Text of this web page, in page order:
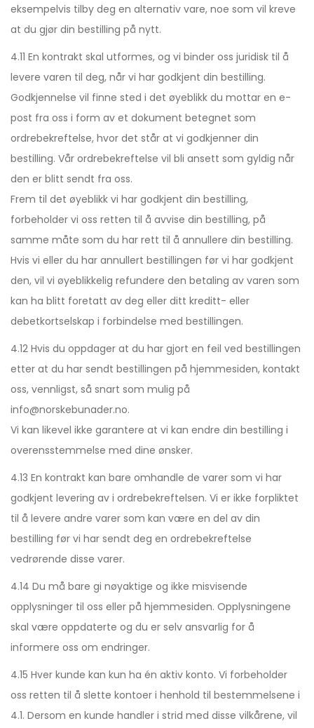
eksempelvis tilby deg en alternativ vare, noe som vil kreve
at du gjør din bestilling på nytt.
4.11 En kontrakt skal utformes, og vi binder oss juridisk til å
levere varen til deg, når vi har godkjent din bestilling.
Godkjennelse vil finne sted i det øyeblikk du mottar en e-
post fra oss i form av et dokument betegnet som
ordrebekreftelse, hvor det står at vi godkjenner din
bestilling. Vår ordrebekreftelse vil bli ansett som gyldig når
den er blitt sendt fra oss.
Frem til det øyeblikk vi har godkjent din bestilling,
forbeholder vi oss retten til å avvise din bestilling, på
samme måte som du har rett til å annullere din bestilling.
Hvis vi eller du har annullert bestillingen før vi har godkjent
den, vil vi øyeblikkelig refundere den betaling av varen som
kan ha blitt foretatt av deg eller ditt kreditt- eller
debetkortselskap i forbindelse med bestillingen.
4.12 Hvis du oppdager at du har gjort en feil ved bestillingen
etter at du har sendt bestillingen på hjemmesiden, kontakt
oss, vennligst, så snart som mulig på
info@norskebunader.no.
Vi kan likevel ikke garantere at vi kan endre din bestilling i
overensstemmelse med dine ønsker.
4.13 En kontrakt kan bare omhandle de varer som vi har
godkjent levering av i ordrebekreftelsen. Vi er ikke forpliktet
til å levere andre varer som kan være en del av din
bestilling før vi har sendt deg en ordrebekreftelse
vedrørende disse varer.
4.14 Du må bare gi nøyaktige og ikke misvisende
opplysninger til oss eller på hjemmesiden. Opplysningene
skal være oppdaterte og du er selv ansvarlig for å
informere oss om endringer.
4.15 Hver kunde kan kun ha én aktiv konto. Vi forbeholder
oss retten til å slette kontoer i henhold til bestemmelsene i
4.1. Dersom en kunde handler i strid med disse vilkårene, vil